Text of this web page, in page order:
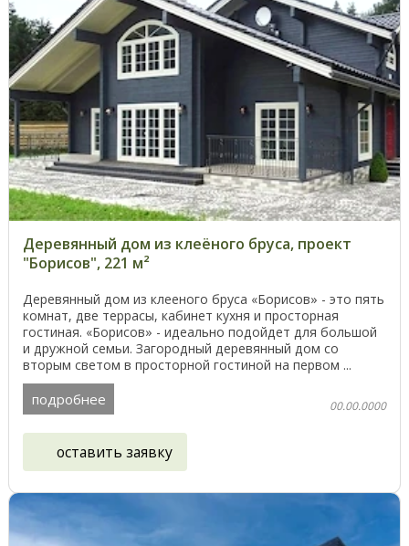
Деревянный дом из клеёного бруса, проект
"Борисов", 221 м²
Деревянный дом из клееного бруса «Борисов» - это пять
комнат, две террасы, кабинет кухня и просторная
гостиная. «Борисов» - идеально подойдет для большой
и дружной семьи. Загородный деревянный дом со
вторым светом в просторной гостиной на первом ...
подробнее 00.00.0000
оставить заявку